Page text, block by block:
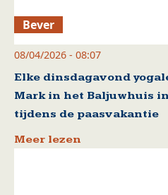
Bever
08/04/2026 - 08:07
Elke dinsdagavond
Mark in het Baljuwhuis
tijdens de paasvakantie
Meer lezen